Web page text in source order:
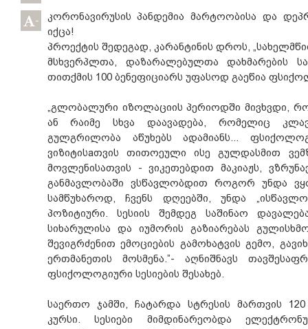
-
კორონავირუსის პანდემია მარტოობისა და
იქცა!
პროექტის შედეგად, კარანტინის დროს,
მსხვერპლთა, დაზარალებულთა დახმარების
თითქმის 100 ბენეფიციარს უფასოდ გაეწია
„გლობალური იზოლაციის პერიოდში მივხვდი,
ან რაიმე სხვა დაავადება, რომელიც
გულგრილობა აწუხებს ადამიანს...
ვიზიტისaთვის თითოეული ისე გულდასმით
მოვლენისათვის - ვიკეთებდით მაკიაჟს,
განმავლობაში ვსწავლობდით როგორ უნდა
სამწუხაროდ, ჩვენს დღეებში, უნდა
პოზიტიური. სესიის შემდეგ საშინაო
სიხარულისა და იუმორის გაზიარებას
შევიგრძენით ემოციების გამოხატვის გემო,
ერთმანეთის მოსმენა.”- აღნიშნავს
ფსიქოლოგიური სესიების შესახებ.
საერთო ჯამში, ჩატარდა სტრესის მართვის
კურსი. სესიები მიმდინარეობდა